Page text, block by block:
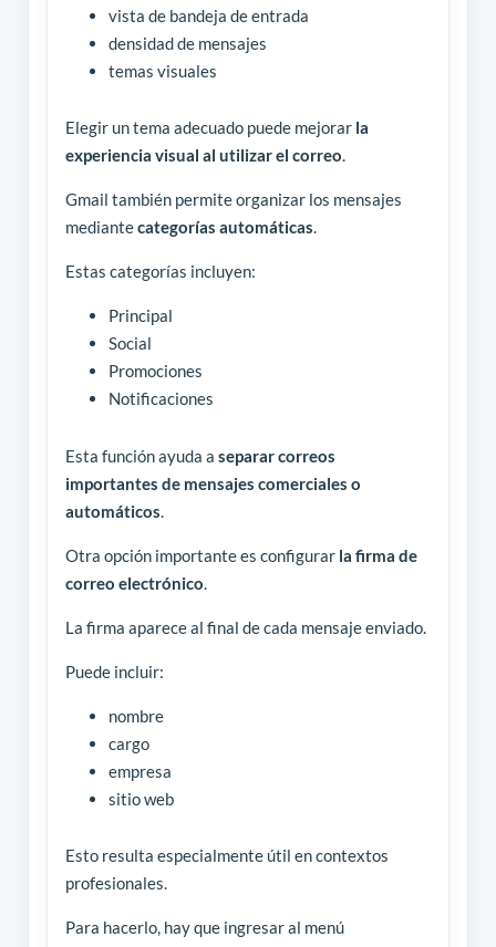
vista de bandeja de entrada
densidad de mensajes
temas visuales
Elegir un tema adecuado puede mejorar la
experiencia visual al utilizar el correo.
Gmail también permite organizar los mensajes
mediantecategorías automáticas.
Estas categorías incluyen:
Principal
Social
Promociones
Notificaciones
Esta función ayuda a separar correos
importantes de mensajes comerciales o
automáticos.
Otra opción importante es configurar la firma de
correo electrónico.
La firma aparece al final de cada mensaje enviado.
Puede incluir:
nombre
cargo
empresa
sitio web
Esto resulta especialmente útil en contextos
profesionales.
Para hacerlo, hay que ingresar al menú